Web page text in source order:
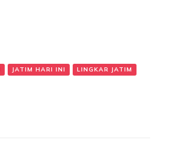
JATIM HARI INI LINGKAR JATIM